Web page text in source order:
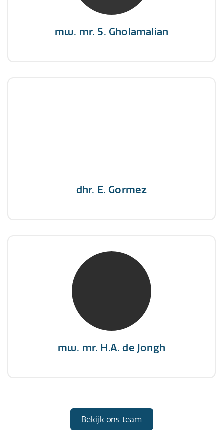
mw. mr. S. Gholamalian
dhr. E. Gormez
mw. mr. H.A. de Jongh
mw. mr. H.A. de Jongh
NIVRE Register-Expert
"There is no elevator to succes, you need to
Bekijk ons team